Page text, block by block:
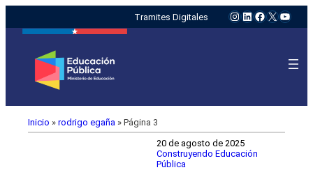
Tramites Digitales Instagram
LinkedIn
Facebook
X
Inicio » rodrigo egaña » Página 3
20 de agosto de 2025
Construyendo Educación
Pública